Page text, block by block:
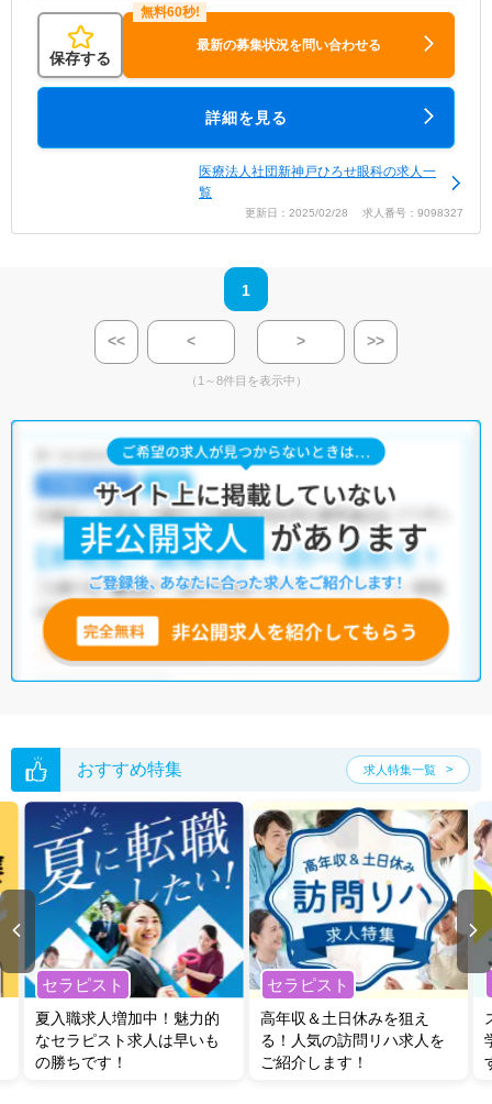
保存する
最新の募集状況を問い合わせる
詳細を見る
医療法人社団新神戸ひろせ眼科の求人一
覧
更新日：2025/02/28 求人番号：9098327
1
<< < > >>
（1～8件目を表示中）
おすすめ特集 求人特集一覧
セラピスト
夏入職求人増加中！魅力的
なセラピスト求人は早いも
の勝ちです！
セラピスト
高年収＆土日休みを狙え
る！人気の訪問リハ求人を
ご紹介します！